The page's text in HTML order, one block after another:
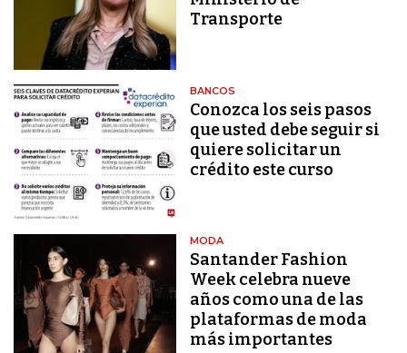
Transporte
BANCOS
Conozca los seis pasos
que usted debe seguir si
quiere solicitar un
crédito este curso
MODA
Santander Fashion
Week celebra nueve
años como una de las
plataformas de moda
más importantes